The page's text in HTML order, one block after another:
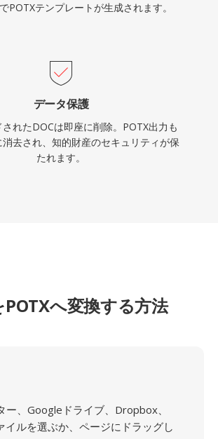
POTXテンプレートが生成されます。
データ保護
れたDOCは即座に削除。POTX出力も
去され、知的財産のセキュリティが保
たれます。
POTXへ変換する方法
ー、Googleドライブ、Dropbox、
イルを選ぶか、ページにドラッグし